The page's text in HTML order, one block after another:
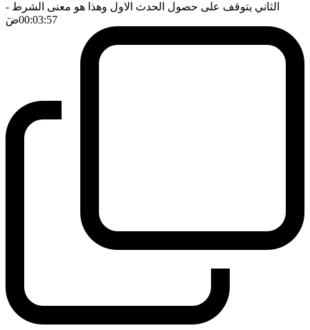
الثاني يتوقف على حصول الحدث الاول وهذا هو معنى الشرط -
00:03:57ضَ